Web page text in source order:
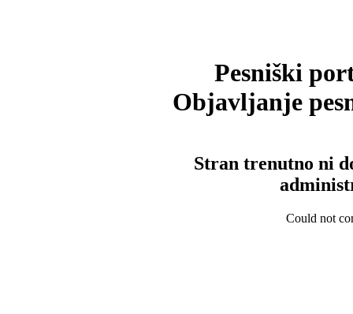
Pesniški
Objavljanje
Stran trenutno ni
Could not